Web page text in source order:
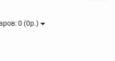
0 (0р.)